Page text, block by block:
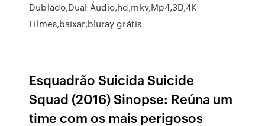
Dublado,Dual Áudio,hd,mkv,Mp4,3D,4K
Filmes,baixar,bluray grátis
Esquadrão Suicida Suicide
Squad (2016) Sinopse: Reúna um
time com os mais perigosos